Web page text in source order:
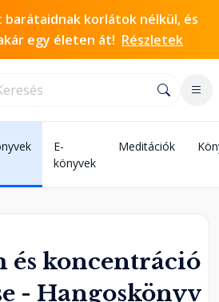
barátaidnak korlátok nélkül, és
egy életen át! Részletek
E-
könyvek
Meditációk
és koncentráció
- Hangoskönyv